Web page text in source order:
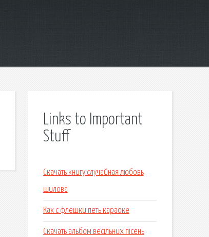
Links to Important
Stuff
Скачать книгу случайная любовь
шилова
Как с флешки петь караоке
Скачать альбом весільних пісень